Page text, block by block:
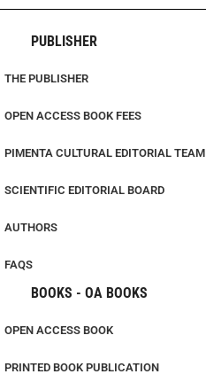
PUBLISHER
THE PUBLISHER
OPEN ACCESS BOOK FEES
PIMENTA CULTURAL EDITORIAL TEAM
SCIENTIFIC EDITORIAL BOARD
AUTHORS
FAQS
BOOKS - OA BOOKS
OPEN ACCESS BOOK
PRINTED BOOK PUBLICATION